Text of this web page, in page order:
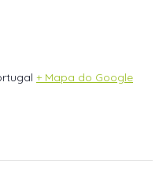
+ Mapa do Google